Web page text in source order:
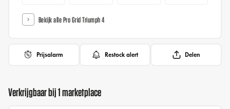
Bekijk alle Pro Grid Triumph 4
Prijsalarm Restock alert Delen
Verkrijgbaar bij 1 marketplace